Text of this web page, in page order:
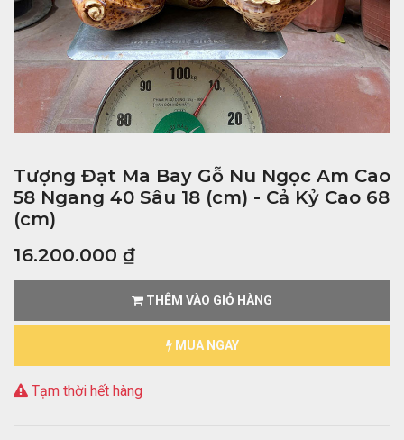
Tượng Đạt Ma Bay Gỗ Nu Ngọc Am Cao
58 Ngang 40 Sâu 18 (cm) - Cả Kỷ Cao 68
(cm)
16.200.000 ₫
THÊM VÀO GIỎ HÀNG
MUA NGAY
Tạm thời hết hàng